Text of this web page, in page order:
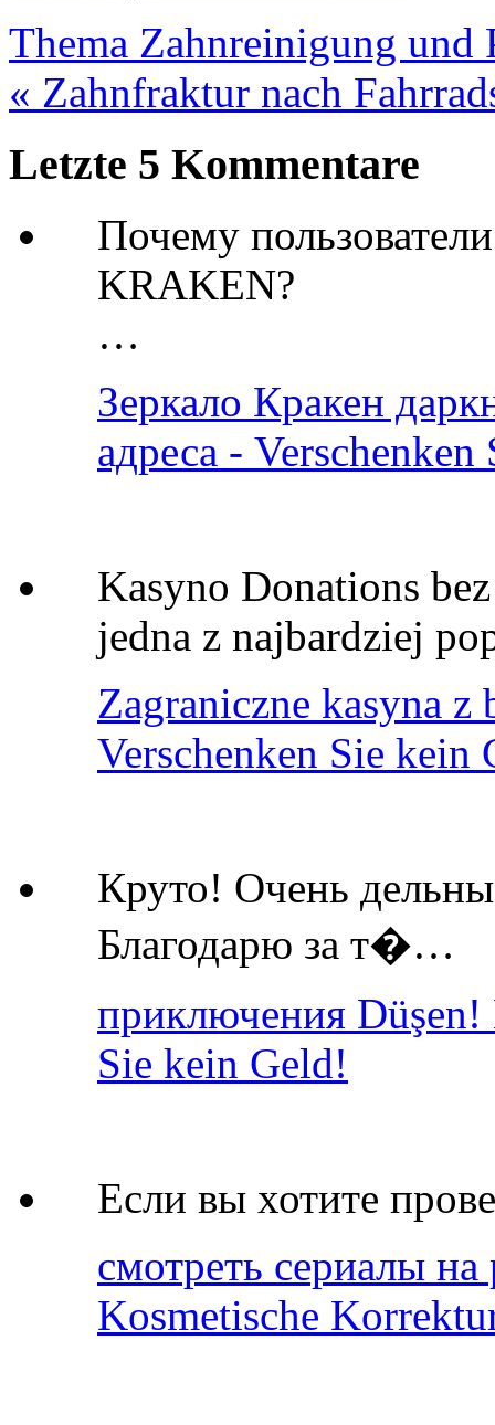
Thema Zahnreinigung und
« Zahnfraktur nach
Letzte 5 Kommentare
Почему
KRAKEN?
…
Зеркало Кракен
адреса -
Kasyno Donations
jedna z najbardziej
Zagraniczne kasyna z
Verschenken Sie kein
Круто! Очень
Благодарю за т�…
приключения
Sie kein Geld!
Если вы хотите
смотреть сериалы
Kosmetische